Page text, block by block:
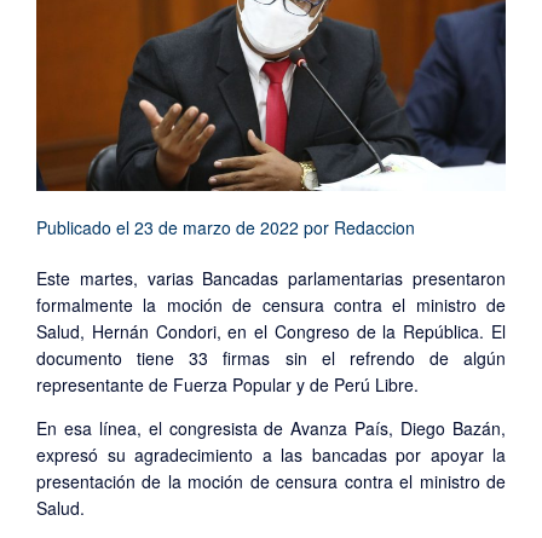
Publicado el 23 de marzo de 2022 por Redaccion
Este martes, varias Bancadas parlamentarias presentaron
formalmente la moción de censura contra el ministro de
Salud, Hernán Condori, en el Congreso de la República. El
documento tiene 33 firmas sin el refrendo de algún
representante de Fuerza Popular y de Perú Libre.
En esa línea, el congresista de Avanza País, Diego Bazán,
expresó su agradecimiento a las bancadas por apoyar la
presentación de la moción de censura contra el ministro de
Salud.